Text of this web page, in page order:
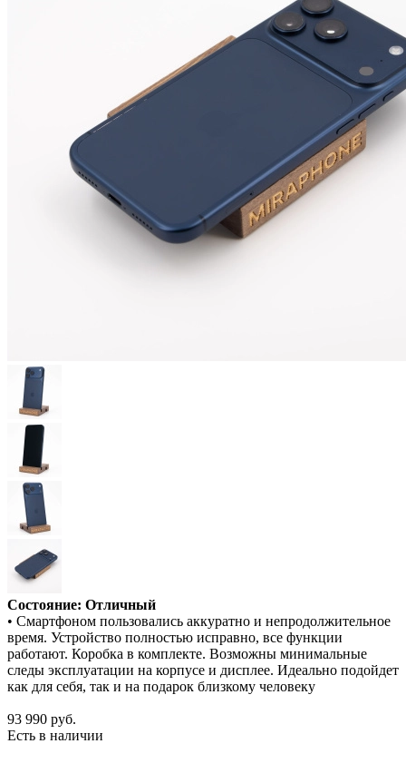
Состояние: Отличный
• Смартфоном пользовались аккуратно и непродолжительное
время. Устройство полностью исправно, все функции
работают. Коробка в комплекте. Возможны минимальные
следы эксплуатации на корпусе и дисплее. Идеально подойдет
как для себя, так и на подарок близкому человеку
93 990 руб.
Есть в наличии